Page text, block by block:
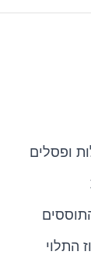
ופסלים
התלוי